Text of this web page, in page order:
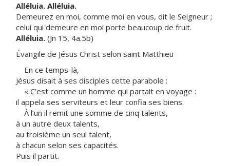
Alléluia. Alléluia.
Demeurez en moi, comme moi en vous, dit le Seigneur ;
celui qui demeure en moi porte beaucoup de fruit.
Alléluia. (Jn 15, 4a.5b)
Évangile de Jésus Christ selon saint Matthieu
En ce temps-là,
Jésus disait à ses disciples cette parabole :
« C’est comme un homme qui partait en voyage :
il appela ses serviteurs et leur confia ses biens.
À l’un il remit une somme de cinq talents,
à un autre deux talents,
au troisième un seul talent,
à chacun selon ses capacités.
Puis il partit.